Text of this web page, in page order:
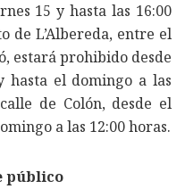
15 y hasta las 16:00
de L’Albereda, entre el
estará prohibido desde
hasta el domingo a las
de Colón, desde el
a las 12:00 horas.
público